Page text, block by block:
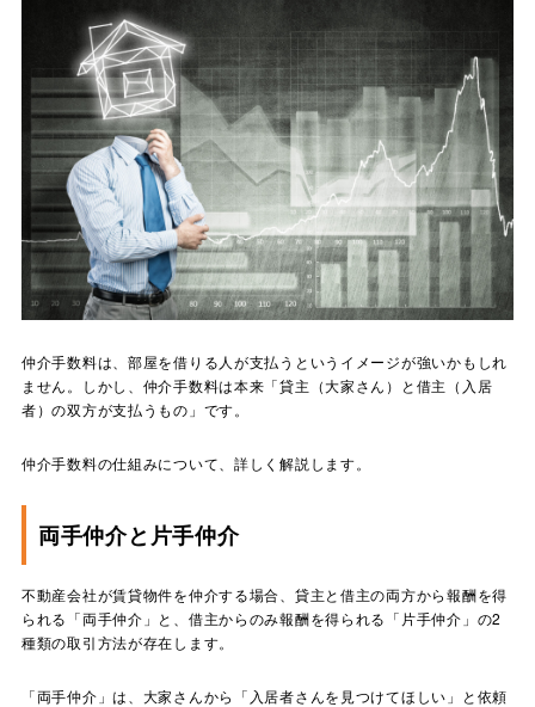
仲介手数料は、部屋を借りる人が支払うというイメージが強いかもしれ
ません。しかし、仲介手数料は本来「貸主（大家さん）と借主（入居
者）の双方が支払うもの」です。
仲介手数料の仕組みについて、詳しく解説します。
両手仲介と片手仲介
不動産会社が賃貸物件を仲介する場合、貸主と借主の両方から報酬を得
られる「両手仲介」と、借主からのみ報酬を得られる「片手仲介」の2
種類の取引方法が存在します。
「両手仲介」は、大家さんから「入居者さんを見つけてほしい」と依頼